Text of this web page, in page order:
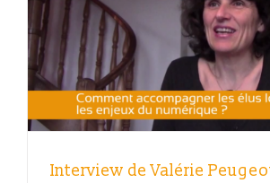
Interview de Valérie